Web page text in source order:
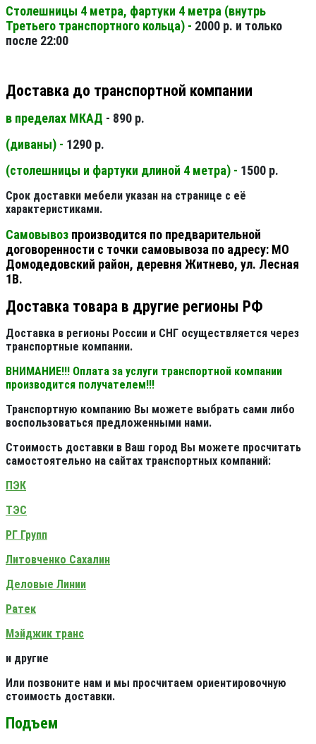
Столешницы 4 метра, фартуки 4 метра (внутрь
Третьего транспортного кольца) - 2000 р. и только
после 22:00
Доставка до транспортной компании
в пределах МКАД - 890 р.
(диваны) - 1290 р.
(столешницы и фартуки длиной 4 метра) - 1500 р.
Срок доставки мебели указан на странице с её
характеристиками.
Самовывоз производится по предварительной
договоренности с точки самовывоза по адресу: МО
Домодедовский район, деревня Житнево, ул. Лесная
1В.
Доставка товара в другие регионы РФ
Доставка в регионы России и СНГ осуществляется через
транспортные компании.
ВНИМАНИЕ!!! Оплата за услуги транспортной компании
производится получателем!!!
Транспортную компанию Вы можете выбрать сами либо
воспользоваться предложенными нами.
Стоимость доставки в Ваш город Вы можете просчитать
самостоятельно на сайтах транспортных компаний:
ПЭК
ТЭС
РГ Групп
Литовченко Сахалин
Деловые Линии
Ратек
Мэйджик транс
и другие
Или позвоните нам и мы просчитаем ориентировочную
стоимость доставки.
Подъем